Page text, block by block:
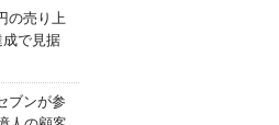
の売り上
で見据
ブンが参